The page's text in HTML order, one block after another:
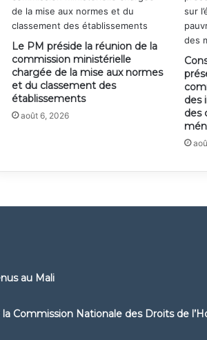
Le PM préside la réunion de la
commission ministérielle
chargée de la mise aux normes
et du classement des
établissements
août 6, 2026
des
des
au Mali
Commission Nationale des Droits de